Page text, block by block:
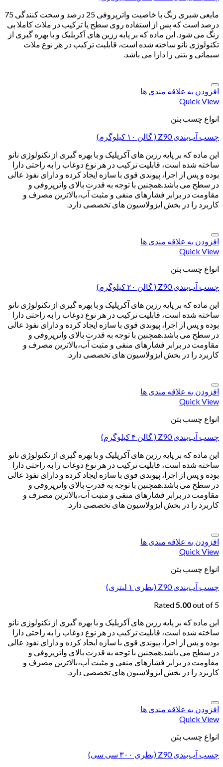
مایعی شیری رنگ با خاصیت واترپروفی 25 درصد و سخت کنندگی 75
درصد است که پس از استفاده روی سطح یا ترکیب در ملات کاملا بی
رنگ می شود. این ماده که بر پایه رزین های آکریلیک و با بهره گیری از
تکنولوژی نانو ساخته شده است، قابلیت ترکیب در هر نوع ملات
سیمانی و بتنی را دارا می باشد.
افزودن به علاقه مندی ها
Quick View
انواع چسب بتن
چسب آب‌بندی Z90 ( گالن ۱۰ کیلوگرم)
این ماده که بر پایه رزین های آکریلیک و با بهره گیری از تکنولوژی نانو
ساخته شده است، قابلیت ترکیب در هر نوع دوغاب را به راحتی دارا
بوده و پس از اجرا، پیوندی قوی با سازه ایجاد کرده و دارای نفوذ عالی
در سطح می باشد.همچنین با توجه به قدرت بالای واترپروفی و
مقاومت در برابر فشارهای منفی و مثبت آب،بالاترین مصرف و
کاربرد را در بخش ایزولاسیون های تخصصی دارد.
افزودن به علاقه مندی ها
Quick View
انواع چسب بتن
چسب آب‌بندی Z90 ( گالن ۲۰ کیلوگرم)
این ماده که بر پایه رزین های آکریلیک و با بهره گیری از تکنولوژی نانو
ساخته شده است، قابلیت ترکیب در هر نوع دوغاب را به راحتی دارا
بوده و پس از اجرا، پیوندی قوی با سازه ایجاد کرده و دارای نفوذ عالی
در سطح می باشد.همچنین با توجه به قدرت بالای واترپروفی و
مقاومت در برابر فشارهای منفی و مثبت آب،بالاترین مصرف و
کاربرد را در بخش ایزولاسیون های تخصصی دارد.
افزودن به علاقه مندی ها
Quick View
انواع چسب بتن
چسب آب‌بندی Z90 ( گالن ۴ کیلوگرم)
این ماده که بر پایه رزین های آکریلیک و با بهره گیری از تکنولوژی نانو
ساخته شده است، قابلیت ترکیب در هر نوع دوغاب را به راحتی دارا
بوده و پس از اجرا، پیوندی قوی با سازه ایجاد کرده و دارای نفوذ عالی
در سطح می باشد.همچنین با توجه به قدرت بالای واترپروفی و
مقاومت در برابر فشارهای منفی و مثبت آب،بالاترین مصرف و
کاربرد را در بخش ایزولاسیون های تخصصی دارد.
افزودن به علاقه مندی ها
Quick View
انواع چسب بتن
چسب آب‌بندی Z90 (بطری ۱ لیتری)
Rated5.00out of 5
این ماده که بر پایه رزین های آکریلیک و با بهره گیری از تکنولوژی نانو
ساخته شده است، قابلیت ترکیب در هر نوع دوغاب را به راحتی دارا
بوده و پس از اجرا، پیوندی قوی با سازه ایجاد کرده و دارای نفوذ عالی
در سطح می باشد.همچنین با توجه به قدرت بالای واترپروفی و
مقاومت در برابر فشارهای منفی و مثبت آب،بالاترین مصرف و
کاربرد را در بخش ایزولاسیون های تخصصی دارد.
افزودن به علاقه مندی ها
Quick View
انواع چسب بتن
چسب آب‌بندی Z90 (بطری ۳۰۰ سی سی)